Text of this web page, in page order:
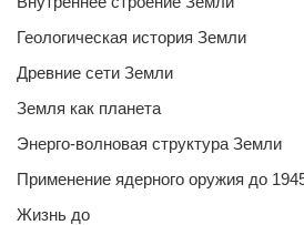
Геологическая история Земли
Древние сети Земли
Земля как планета
Энерго-волновая структура Земли
Применение ядерного оружия до 1945
Жизнь до